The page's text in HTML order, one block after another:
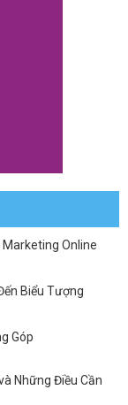
Marketing Online
Biểu Tượng
Góp
Những Điều Cần